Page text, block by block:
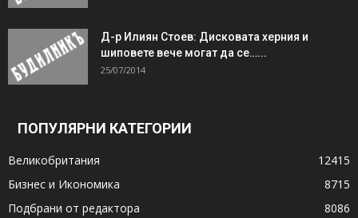
Д-р Илиян Стоев: Дисковата херния и
шиповете вече могат да се…...
25/07/2014
ПОПУЛЯРНИ КАТЕГОРИИ
Великобритания
12415
Бизнес и Икономика
8715
Подбрани от редактора
8086